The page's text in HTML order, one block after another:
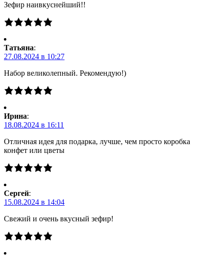
Зефир наивкуснейший!!
Татьяна:
27.08.2024 в 10:27
Набор великолепный. Рекомендую!)
Ирина:
18.08.2024 в 16:11
Отличная идея для подарка, лучше, чем просто коробка
конфет или цветы
Сергей:
15.08.2024 в 14:04
Свежий и очень вкусный зефир!